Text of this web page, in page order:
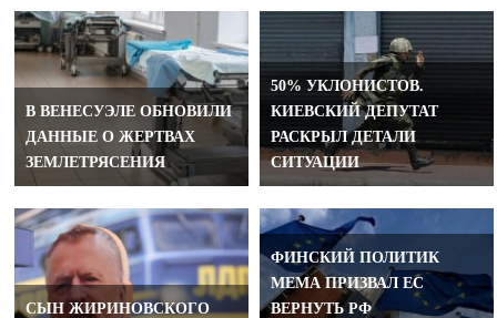
В ВЕНЕСУЭЛЕ ОБНОВИЛИ
ДАННЫЕ О ЖЕРТВАХ
ЗЕМЛЕТРЯСЕНИЯ
50% УКЛОНИСТОВ.
КИЕВСКИЙ ДЕПУТАТ
РАСКРЫЛ ДЕТАЛИ
СИТУАЦИИ
СЫН ЖИРИНОВСКОГО
ФИНСКИЙ ПОЛИТИК
МЕМА ПРИЗВАЛ ЕС
ВЕРНУТЬ РФ